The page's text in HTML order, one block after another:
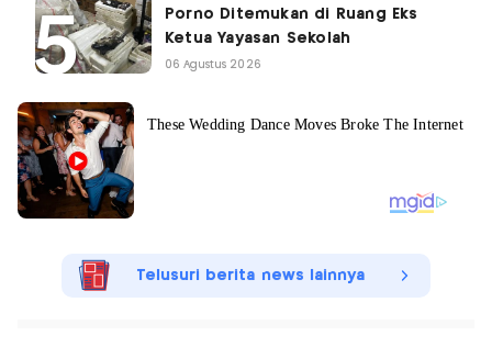
Porno Ditemukan di Ruang Eks
Ketua Yayasan Sekolah
06 Agustus 2026
Telusuri berita news lainnya